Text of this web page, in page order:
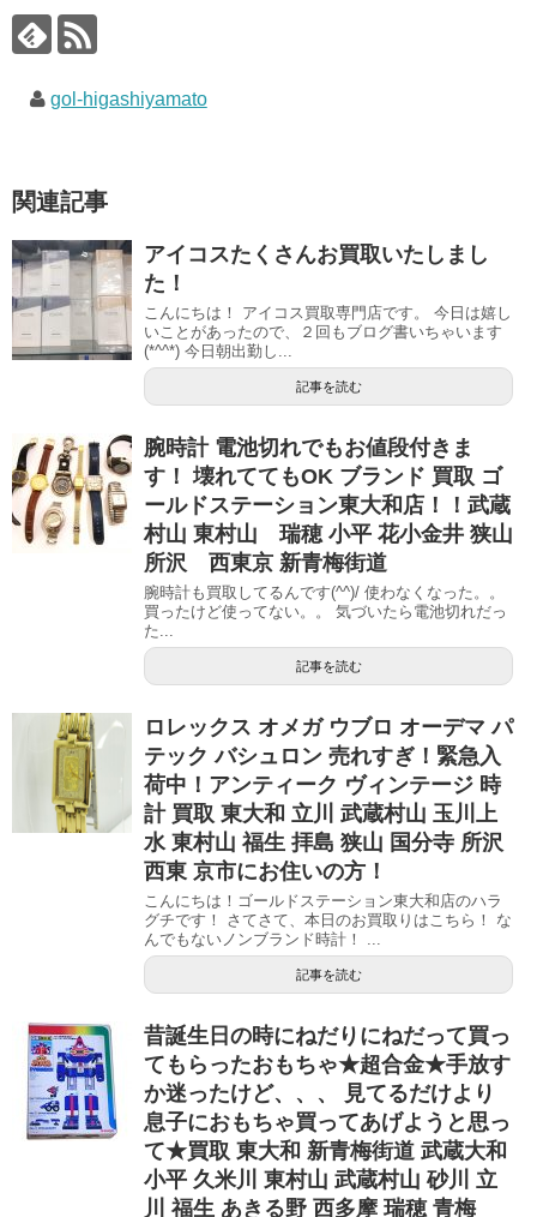
gol-higashiyamato
関連記事
アイコスたくさんお買取いたしまし
た！
こんにちは！ アイコス買取専門店です。 今日は嬉し
いことがあったので、２回もブログ書いちゃいます
(*^^*) 今日朝出勤し...
記事を読む
腕時計 電池切れでもお値段付きま
す！ 壊れててもOK ブランド 買取 ゴ
ールドステーション東大和店！！武蔵
村山 東村山 瑞穂 小平 花小金井 狭山
所沢 西東京 新青梅街道
腕時計も買取してるんです(^^)/ 使わなくなった。。
買ったけど使ってない。。 気づいたら電池切れだっ
た...
記事を読む
ロレックス オメガ ウブロ オーデマ パ
テック バシュロン 売れすぎ！緊急入
荷中！アンティーク ヴィンテージ 時
計 買取 東大和 立川 武蔵村山 玉川上
水 東村山 福生 拝島 狭山 国分寺 所沢
西東 京市にお住いの方！
こんにちは！ゴールドステーション東大和店のハラ
グチです！ さてさて、本日のお買取りはこちら！ な
んでもないノンブランド時計！ ...
記事を読む
昔誕生日の時にねだりにねだって買っ
てもらったおもちゃ★超合金★手放す
か迷ったけど、、、 見てるだけより
息子におもちゃ買ってあげようと思っ
て★買取 東大和 新青梅街道 武蔵大和
小平 久米川 東村山 武蔵村山 砂川 立
川 福生 あきる野 西多摩 瑞穂 青梅